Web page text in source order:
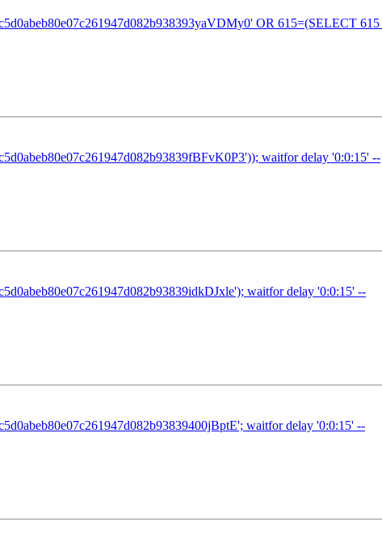
OR 615=(SELECT
waitfor delay '0:0:15' --
waitfor delay '0:0:15' --
waitfor delay '0:0:15' --